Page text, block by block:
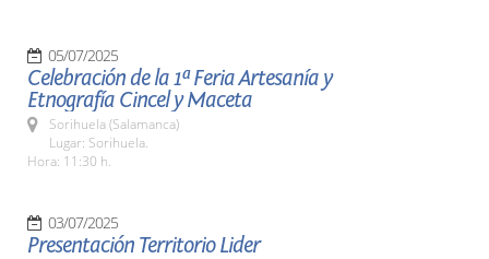
05/07/2025
Celebración de la 1ª Feria Artesanía y
Etnografía Cincel y Maceta
Sorihuela (Salamanca)
Lugar: Sorihuela.
Hora: 11:30 h.
03/07/2025
Presentación Territorio Lider